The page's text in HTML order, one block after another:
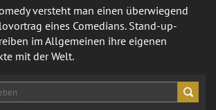
versteht man einen überwiegend
eines Comedians. Stand-up-
im Allgemeinen ihre eigenen
mit der Welt.